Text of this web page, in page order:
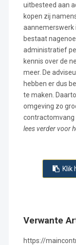
uitbesteed aan
kopen zij
aannemerswerk
bestaat
administratief
kennis over de
meer. De
hebben er dus
te maken.
omgeving zo
contractomvang
lees verder voor
Klik
Verwante
https://